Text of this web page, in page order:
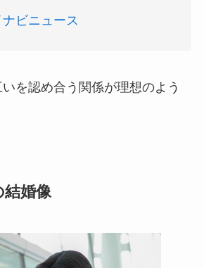
ナビニュース
を認め合う関係が理想のよう
結婚像